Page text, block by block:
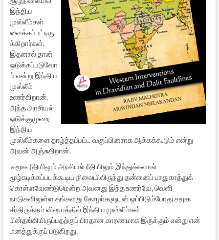
இந்திய
முஸ்லீம்கள்
வைக்கப்பட்டிரு
க்கிறார்கள்.
இதனால் தான்
ஒடுக்கப்படுவோ
ம் என்று இந்திய
முஸ்லீம்
உணர்கிறான்.
அந்த அரசியல்
ஒடுக்குமுறை
இந்திய
முஸ்லீம்களை தாழ்த்தப்பட்ட வகுப்பினராக ஆக்கக்கூடும் என்று
அவன் அஞ்சுகிறான்.
சமூக ரீதியிலும் அரசியல் ரீதியிலும் இந்துக்களால்
மூழ்கடிக்கப்படக்கூடிய நிலையிலிருந்து தன்னைப் பாதுகாத்துக்
கொள்ளவேண்டுமென்ற அவனது இந்த உணர்வே, வெளி
நாடுகளிலுள்ள தங்களது தோழர்களுடன் ஒப்பிடும்போது சமூக
சீர்திருத்தம் விஷயத்தில் இந்திய முஸ்லீம்கள்
பின்தங்கியிருப்பதற்குப் பிரதான காரணமாக இருக்கும் என்று என்
மனத்துக்குப் படுகிறது.